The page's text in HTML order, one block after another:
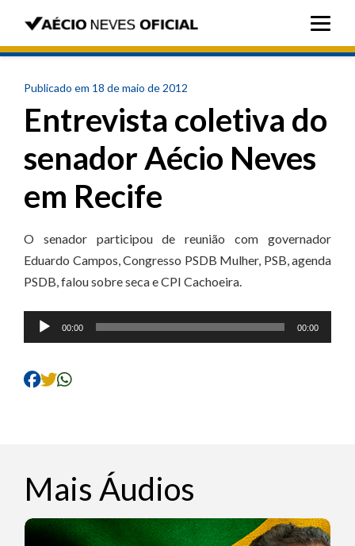
Publicado em 18 de maio de 2012
Entrevista coletiva do
senador Aécio Neves
em Recife
O senador participou de reunião com governador
Eduardo Campos, Congresso PSDB Mulher, PSB, agenda
PSDB, falou sobre seca e CPI Cachoeira.
Tocador
de
00:00 00:00
Mais Áudios